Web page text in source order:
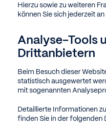
Hierzu sowie zu weiteren
können Sie sich jederzeit
Analyse-Tools
Dritt­anbietern
Beim Besuch dieser
statistisch ausgewertet
mit sogenannten
Detaillierte Informationen
finden Sie in der folgenden